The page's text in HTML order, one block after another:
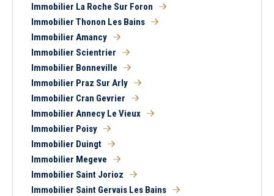
Immobilier La Roche Sur Foron
Immobilier Thonon Les Bains
Immobilier Amancy
Immobilier Scientrier
Immobilier Bonneville
Immobilier Praz Sur Arly
Immobilier Cran Gevrier
Immobilier Annecy Le Vieux
Immobilier Poisy
Immobilier Duingt
Immobilier Megeve
Immobilier Saint Jorioz
Immobilier Saint Gervais Les Bains